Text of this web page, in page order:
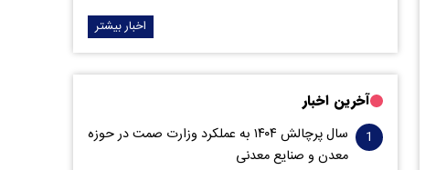
اخبار بیشتر
آخرین اخبار
سال پرچالش ۱۴۰۴ به عملکرد وزارت صمت در حوزه
معدن و صنایع معدنی